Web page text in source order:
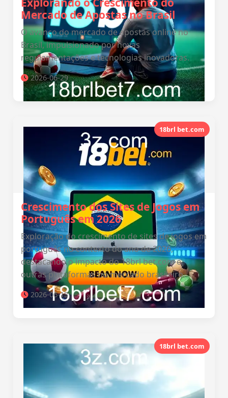
Mercado de Apostas no Brasil
O avanço do mercado de apostas online no
Brasil, impulsionado por novas
regulamentações e tecnologias inovadoras.
2026-06-29
18brl bet.com
Crescimento dos Sites de Jogos em
Português em 2026
Exploração do crescimento de sites de jogos em
português no contexto do ano de 2026,
destacando o impacto do 18brl bet.com e
outras plataformas no mercado brasileiro.
2026-06-13
18brl bet.com